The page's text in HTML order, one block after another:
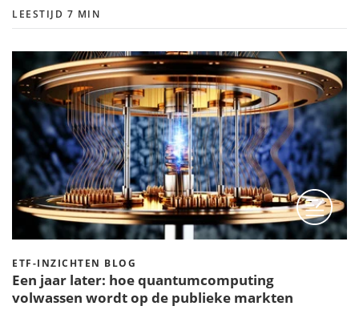
LEESTIJD 7 MIN
ETF-INZICHTEN BLOG
Een jaar later: hoe quantumcomputing
volwassen wordt op de publieke markten